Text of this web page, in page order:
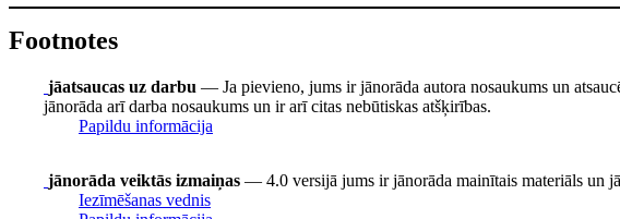
Footnotes
jāatsaucas uz darbu — Ja pievieno, jums ir jānorāda autora nosaukums un
jānorāda arī darba nosaukums un ir arī citas nebūtiskas atšķirības.
Papildu informācija
jānorāda veiktās izmaiņas — 4.0 versijā jums ir jānorāda mainītais materiāls un
Iezīmēšanas vednis